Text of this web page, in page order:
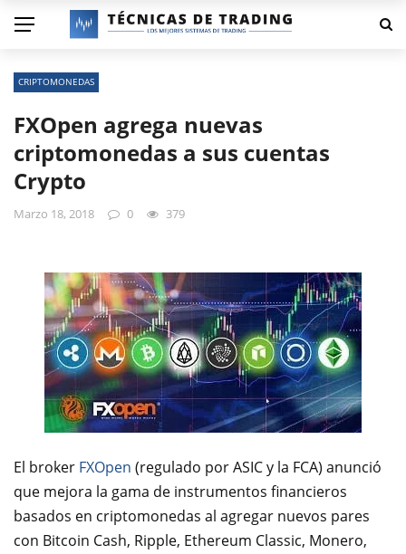
CRIPTOMONEDAS
FXOpen agrega nuevas
criptomonedas a sus cuentas
Crypto
Marzo 18, 2018 0 379
El broker FXOpen (regulado por ASIC y la FCA) anunció
que mejora la gama de instrumentos financieros
basados en criptomonedas al agregar nuevos pares
con Bitcoin Cash, Ripple, Ethereum Classic, Monero,